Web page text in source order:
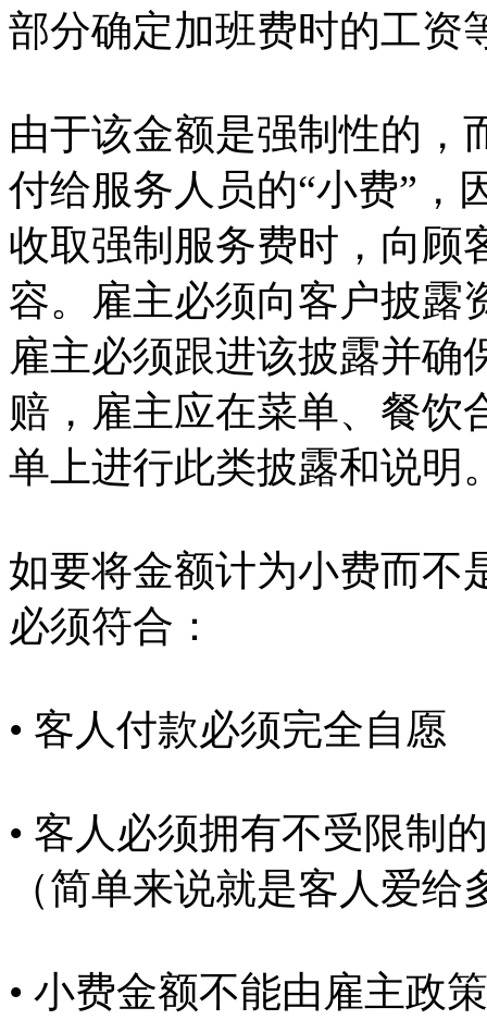
部分确定加班费时的工资
由于该金额是强制性的，
付给服务人员的“小费”，
收取强制服务费时，向顾
容。雇主必须向客户披露
雇主必须跟进该披露并确
赔，雇主应在菜单、餐饮
单上进行此类披露和说明
如要将金额计为小费而不
必须符合：
• 客人付款必须完全自愿
• 客人必须拥有不受限制
（简单来说就是客人爱给
• 小费金额不能由雇主政